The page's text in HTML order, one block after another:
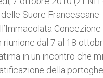
Suore Francescane
riunione dal 7 al 18
in un incontro che
della